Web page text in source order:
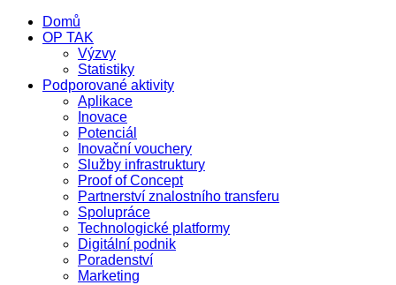
Domů
OP TAK
Výzvy
Statistiky
Podporované aktivity
Aplikace
Inovace
Potenciál
Inovační vouchery
Služby infrastruktury
Proof of Concept
Partnerství znalostního transferu
Spolupráce
Technologické platformy
Digitální podnik
Poradenství
Marketing